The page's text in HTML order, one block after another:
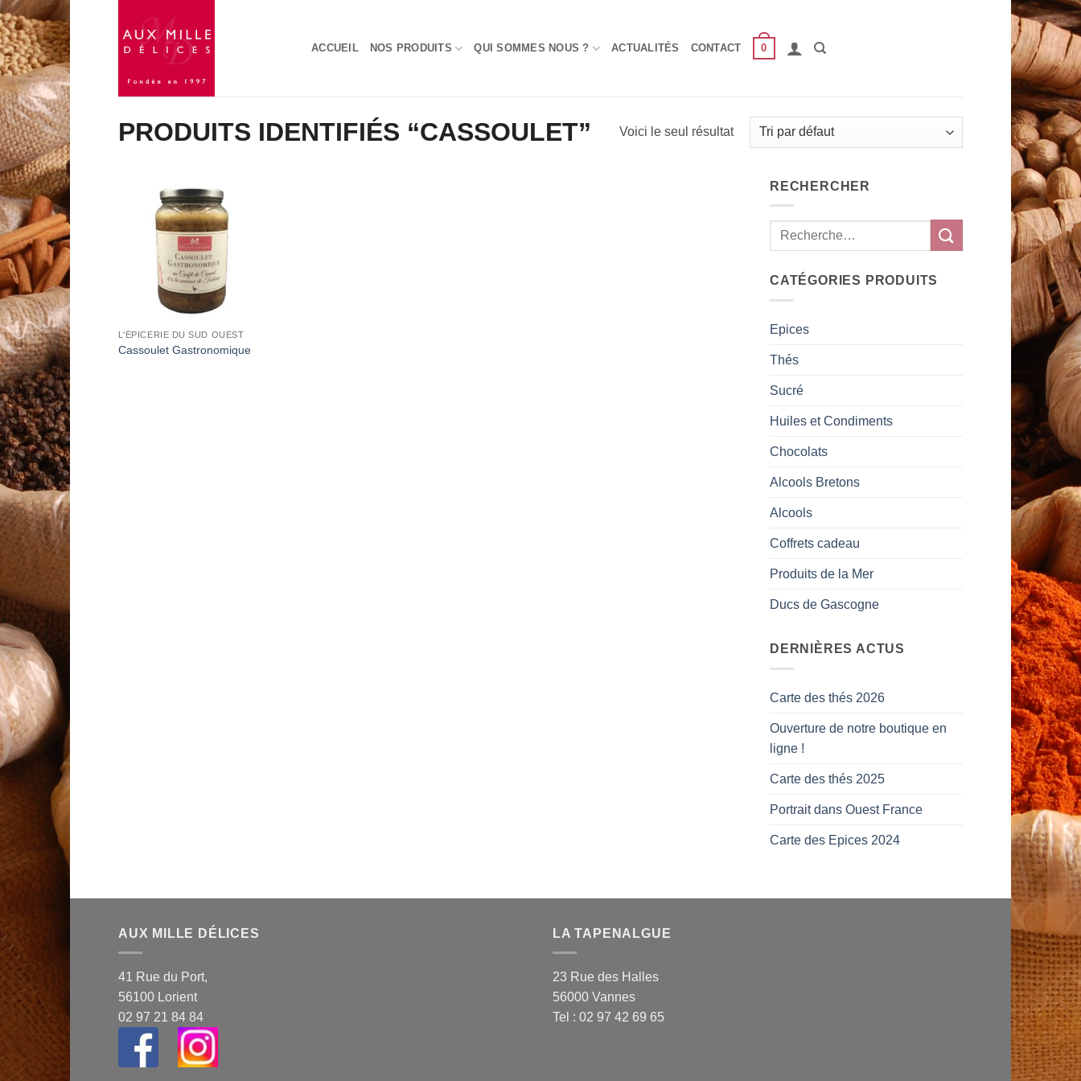
au
contenu
ACCUEIL NOS PRODUITS QUI SOMMES NOUS ? ACTUALITÉS CONTACT 0
PRODUITS IDENTIFIÉS “CASSOULET” Voici le seul résultat
Add to
Wishlist
L'ÉPICERIE DU SUD OUEST
Cassoulet Gastronomique
RECHERCHER
CATÉGORIES PRODUITS
Epices
Thés
Sucré
Huiles et Condiments
Chocolats
Alcools Bretons
Alcools
Coffrets cadeau
Produits de la Mer
Ducs de Gascogne
DERNIÈRES ACTUS
Carte des thés 2026
Ouverture de notre boutique en
ligne !
Carte des thés 2025
Portrait dans Ouest France
Carte des Epices 2024
AUX MILLE DÉLICES
41 Rue du Port,
56100 Lorient
02 97 21 84 84
LA TAPENALGUE
23 Rue des Halles
56000 Vannes
Tel : 02 97 42 69 65